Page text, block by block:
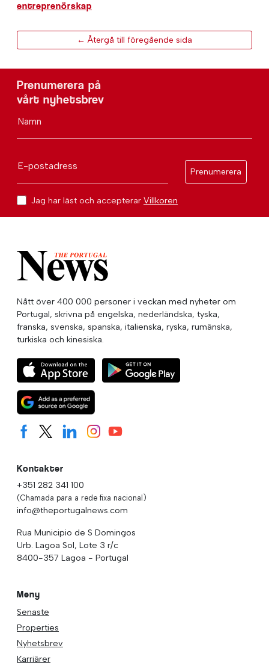
entreprenörskap
← Återgå till föregående sida
Prenumerera på
vårt nyhetsbrev
Namn
E-postadress
Prenumerera
Jag har läst och accepterar Villkoren
Nått över 400 000 personer i veckan med nyheter om
Portugal, skrivna på engelska, nederländska, tyska,
franska, svenska, spanska, italienska, ryska, rumänska,
turkiska och kinesiska.
Kontakter
+351 282 341 100
(Chamada para a rede fixa nacional)
info@theportugalnews.com
Rua Municipio de S Domingos
Urb. Lagoa Sol, Lote 3 r/c
8400-357 Lagoa - Portugal
Meny
Senaste
Properties
Nyhetsbrev
Karriärer